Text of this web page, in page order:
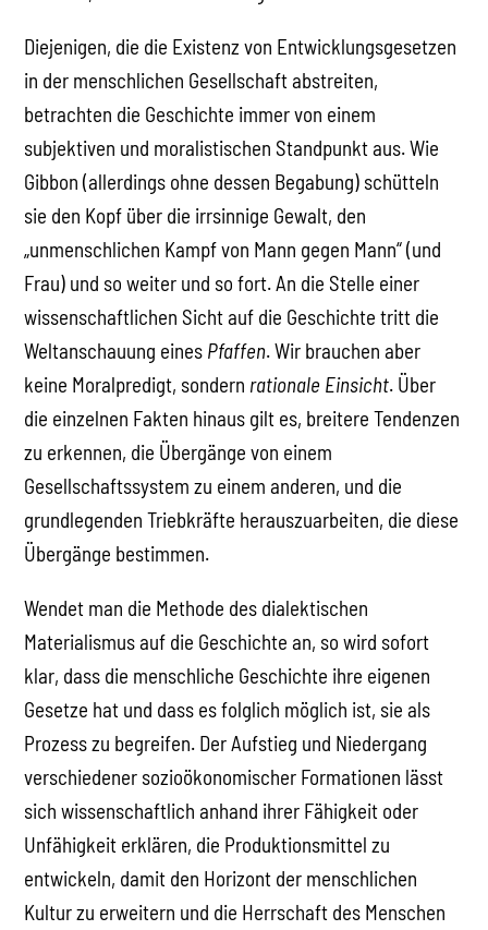
Diejenigen, die die Existenz von Entwicklungsgesetzen
in der menschlichen Gesellschaft abstreiten,
betrachten die Geschichte immer von einem
subjektiven und moralistischen Standpunkt aus. Wie
Gibbon (allerdings ohne dessen Begabung) schütteln
sie den Kopf über die irrsinnige Gewalt, den
„unmenschlichen Kampf von Mann gegen Mann“ (und
Frau) und so weiter und so fort. An die Stelle einer
wissenschaftlichen Sicht auf die Geschichte tritt die
Weltanschauung eines Pfaffen. Wir brauchen aber
keine Moralpredigt, sondern rationale Einsicht. Über
die einzelnen Fakten hinaus gilt es, breitere Tendenzen
zu erkennen, die Übergänge von einem
Gesellschaftssystem zu einem anderen, und die
grundlegenden Triebkräfte herauszuarbeiten, die diese
Übergänge bestimmen.
Wendet man die Methode des dialektischen
Materialismus auf die Geschichte an, so wird sofort
klar, dass die menschliche Geschichte ihre eigenen
Gesetze hat und dass es folglich möglich ist, sie als
Prozess zu begreifen. Der Aufstieg und Niedergang
verschiedener sozioökonomischer Formationen lässt
sich wissenschaftlich anhand ihrer Fähigkeit oder
Unfähigkeit erklären, die Produktionsmittel zu
entwickeln, damit den Horizont der menschlichen
Kultur zu erweitern und die Herrschaft des Menschen